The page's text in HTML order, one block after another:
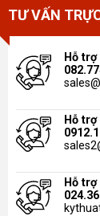
TƯ VẤN
Hỗ trợ
Hỗ
Hỗ